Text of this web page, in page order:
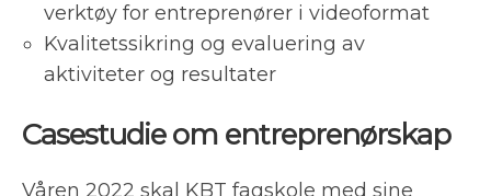
verktøy for entreprenører i videoformat
Kvalitetssikring og evaluering av
aktiviteter og resultater
Casestudie om entreprenørskap
Våren 2022 skal KBT fagskole med sine